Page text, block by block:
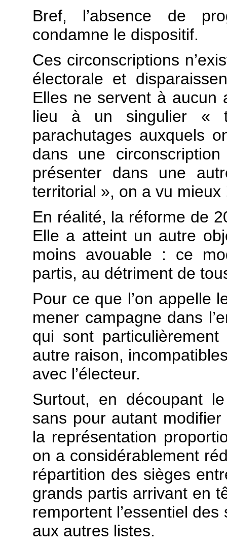
Bref, l’absence de
condamne le dispositif.
Ces circonscriptions
électorale et
Elles ne servent à aucun
lieu à un singulier «
parachutages auxquels
dans une
présenter dans une
territorial », on a vu mieux
En réalité, la réforme de
Elle a atteint un autre
moins avouable : ce
partis, au détriment de
Pour ce que l’on appelle
mener campagne dans
qui sont
autre raison,
avec l’électeur.
Surtout, en découpant
sans pour autant
la représentation
on a considérablement
répartition des sièges
grands partis arrivant en
remportent l’essentiel
aux autres listes.